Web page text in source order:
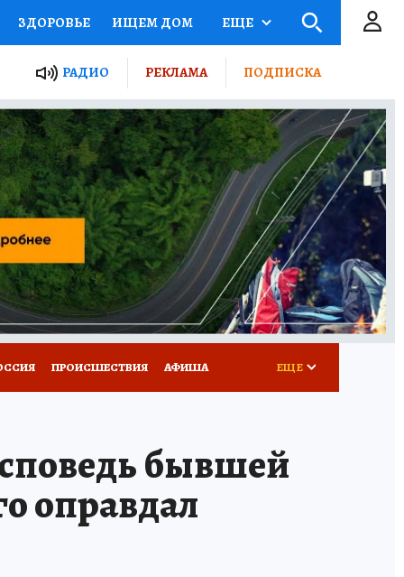
ЗДОРОВЬЕ ИЩЕМ ДОМ
ПРОЕКТЫ РОССИИ
ПУТЕВОДИТЕЛЬ
ТУРИЗМ
ПОТРЕБИТЕЛЯ ВСЕ О КП
ЕЩЕ
РАДИО РЕКЛАМА ПОДПИСКА
ПРОИСШЕСТВИЯ АФИША ЕЩЕ
бывшей
оправдал